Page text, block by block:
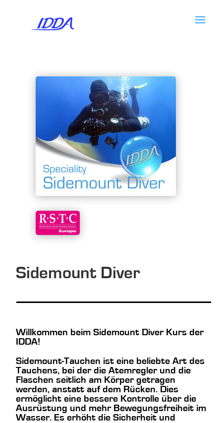
Sidemount Diver
Willkommen beim Sidemount Diver Kurs der
IDDA!
Sidemount-Tauchen ist eine beliebte Art des
Tauchens, bei der die Atemregler und die
Flaschen seitlich am Körper getragen
werden, anstatt auf dem Rücken. Dies
ermöglicht eine bessere Kontrolle über die
Ausrüstung und mehr Bewegungsfreiheit im
Wasser. Es erhöht die Sicherheit und